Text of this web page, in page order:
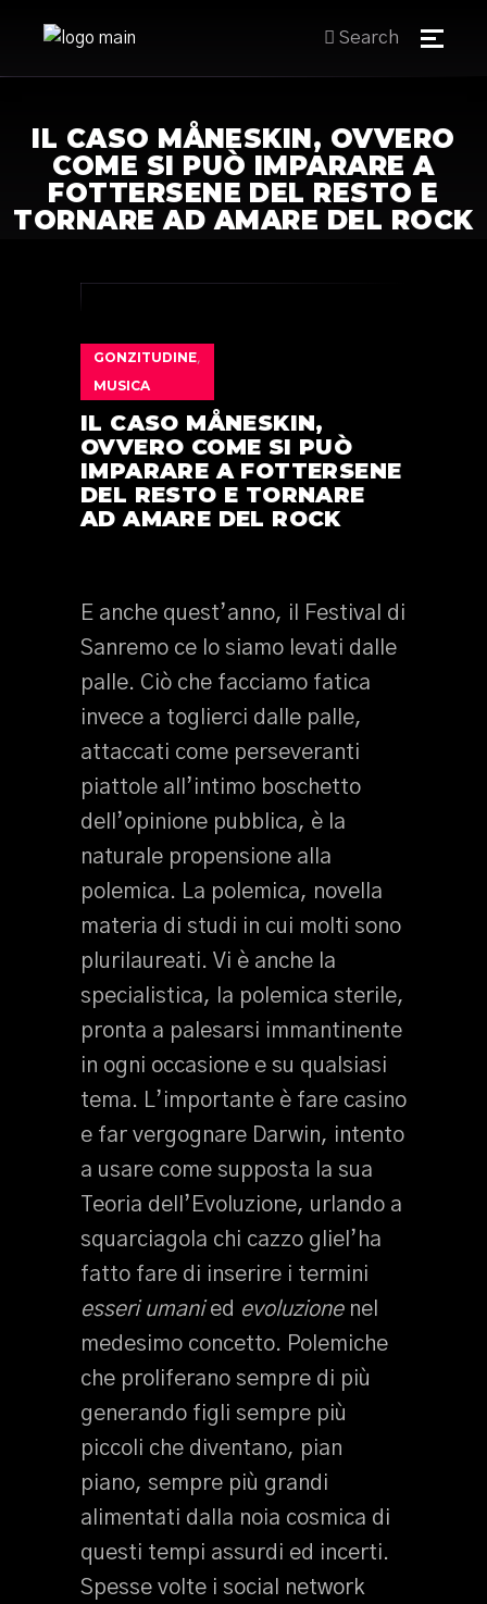
Search
IL CASO MÅNESKIN, OVVERO
COME SI PUÒ IMPARARE A
FOTTERSENE DEL RESTO E
TORNARE AD AMARE DEL ROCK
GONZITUDINE,
MUSICA
IL CASO MÅNESKIN,
OVVERO COME SI PUÒ
IMPARARE A FOTTERSENE
DEL RESTO E TORNARE
AD AMARE DEL ROCK
E anche quest’anno, il Festival di
Sanremo ce lo siamo levati dalle
palle. Ciò che facciamo fatica
invece a toglierci dalle palle,
attaccati come perseveranti
piattole all’intimo boschetto
dell’opinione pubblica, è la
naturale propensione alla
polemica. La polemica, novella
materia di studi in cui molti sono
plurilaureati. Vi è anche la
specialistica, la polemica sterile,
pronta a palesarsi immantinente
in ogni occasione e su qualsiasi
tema. L’importante è fare casino
e far vergognare Darwin, intento
a usare come supposta la sua
Teoria dell’Evoluzione, urlando a
squarciagola chi cazzo gliel’ha
fatto fare di inserire i termini
esseri umanied evoluzionenel
medesimo concetto. Polemiche
che proliferano sempre di più
generando figli sempre più
piccoli che diventano, pian
piano, sempre più grandi
alimentati dalla noia cosmica di
questi tempi assurdi ed incerti.
Spesse volte i social network